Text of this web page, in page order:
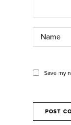
Save my